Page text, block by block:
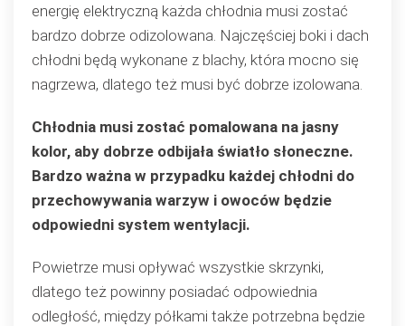
energię elektryczną każda chłodnia musi zostać
bardzo dobrze odizolowana. Najczęściej boki i dach
chłodni będą wykonane z blachy, która mocno się
nagrzewa, dlatego też musi być dobrze izolowana.
Chłodnia musi zostać pomalowana na jasny
kolor, aby dobrze odbijała światło słoneczne.
Bardzo ważna w przypadku każdej chłodni do
przechowywania warzyw i owoców będzie
odpowiedni system wentylacji.
Powietrze musi opływać wszystkie skrzynki,
dlatego też powinny posiadać odpowiednia
odległość, między półkami także potrzebna będzie